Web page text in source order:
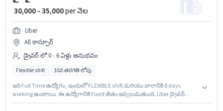
₹ 30,000 - 35,000per నెల
Uber
All కాన్పూర్
డ్రైవర్ లో 0 - 6 ఏళ్లు అనుభవం
Flexible shift 10వ తరగతి లోపు
ఇది Full Time ఉద్యోగం, ఇందులో FLEXIBLE shift మరియు వారానికి 6 days
working ఉంటాయి. ఈ ఉద్యోగానికి Fixed జీతం ఇవ్వబడుతుంది. Uber డ్రైవర్